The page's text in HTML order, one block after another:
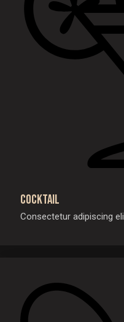
Cocktail
Consectetur adipiscing